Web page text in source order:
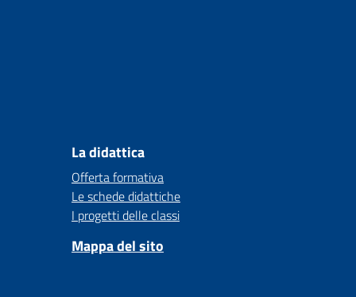
La didattica
Offerta formativa
Le schede didattiche
I progetti delle classi
Mappa del sito